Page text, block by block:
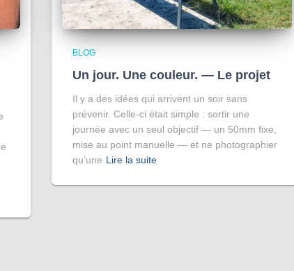
BLOG
Un jour. Une couleur. — Le projet
Il y a des idées qui arrivent un soir sans
prévenir. Celle-ci était simple : sortir une
journée avec un seul objectif — un 50mm fixe,
mise au point manuelle — et ne photographier
qu’une Lire la suite